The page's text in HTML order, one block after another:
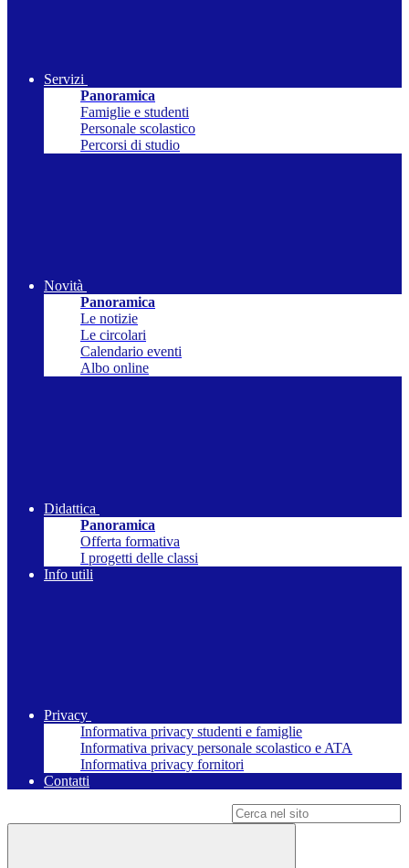
Servizi
Panoramica
Famiglie e studenti
Personale scolastico
Percorsi di studio
Novità
Panoramica
Le notizie
Le circolari
Calendario eventi
Albo online
Didattica
Panoramica
Offerta formativa
I progetti delle classi
Info utili
Privacy
Informativa privacy studenti e famiglie
Informativa privacy personale scolastico e ATA
Informativa privacy fornitori
Contatti